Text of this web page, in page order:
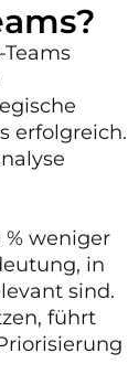
erfolgreich.
% weniger
in
sind.
führt